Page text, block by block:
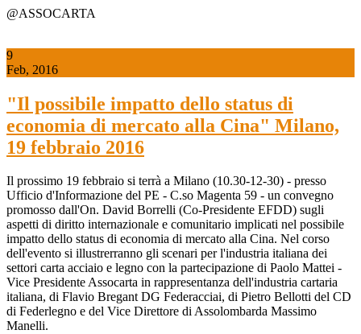
@ASSOCARTA
9
Feb, 2016
"Il possibile impatto dello status di
economia di mercato alla Cina" Milano,
19 febbraio 2016
Il prossimo 19 febbraio si terrà a Milano (10.30-12-30) - presso
Ufficio d'Informazione del PE - C.so Magenta 59 - un convegno
promosso dall'On. David Borrelli (Co-Presidente EFDD) sugli
aspetti di diritto internazionale e comunitario implicati nel possibile
impatto dello status di economia di mercato alla Cina. Nel corso
dell'evento si illustrerranno gli scenari per l'industria italiana dei
settori carta acciaio e legno con la partecipazione di Paolo Mattei -
Vice Presidente Assocarta in rappresentanza dell'industria cartaria
italiana, di Flavio Bregant DG Federacciai, di Pietro Bellotti del CD
di Federlegno e del Vice Direttore di Assolombarda Massimo
Manelli.